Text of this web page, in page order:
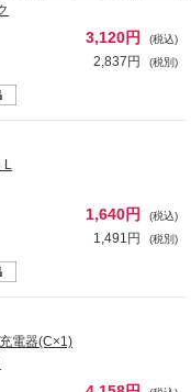
3,120円 (税込)
2,837円 (税別)
1,640円 (税込)
1,491円 (税別)
電器(C×1)